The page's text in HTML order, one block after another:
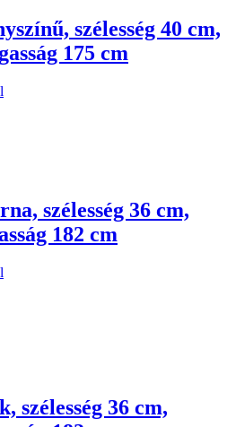
szélesség 40 cm,
175 cm
szélesség 36 cm,
182 cm
szélesség 36 cm,